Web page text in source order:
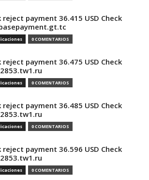
reject payment 36.415 USD Check
0 COMENTARIOS
reject payment 36.475 USD Check
0 COMENTARIOS
reject payment 36.485 USD Check
0 COMENTARIOS
reject payment 36.596 USD Check
0 COMENTARIOS